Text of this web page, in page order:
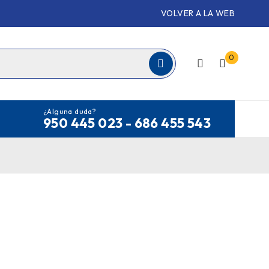
VOLVER A LA WEB
0
¿Alguna duda?
950 445 023 - 686 455 543